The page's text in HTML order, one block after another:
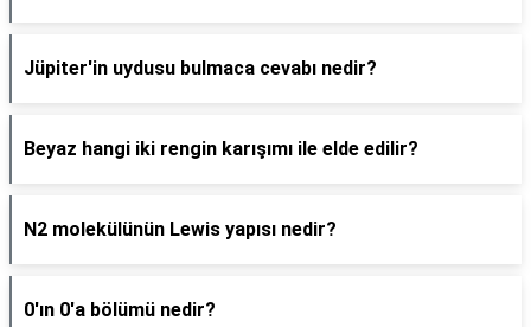
Jüpiter'in uydusu bulmaca cevabı nedir?
Beyaz hangi iki rengin karışımı ile elde edilir?
N2 molekülünün Lewis yapısı nedir?
0'ın 0'a bölümü nedir?